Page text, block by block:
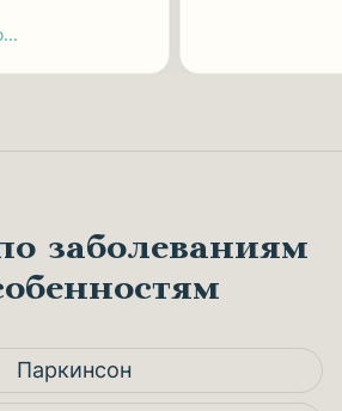
заболеваниям
Паркинсон